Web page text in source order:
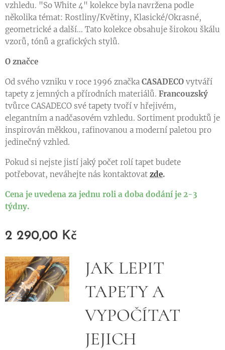
vzhledu. "So White 4" kolekce byla navržena podle
několika témat: Rostliny/Květiny, Klasické/Okrasné,
geometrické a další... Tato kolekce obsahuje širokou škálu
vzorů, tónů a grafických stylů.
O značce
Od svého vzniku v roce 1996 značka CASADECO vytváří
tapety z jemných a přírodních materiálů. Francouzský
tvůrce CASADECO své tapety tvoří v hřejivém,
elegantním a nadčasovém vzhledu. Sortiment produktů je
inspirován měkkou, rafinovanou a moderní paletou pro
jedinečný vzhled.
Pokud si nejste jistí jaký počet rolí tapet budete
potřebovat, neváhejte nás kontaktovat zde.
Cena je uvedena za jednu roli a doba dodání je 2-3
týdny.
2 290,00 Kč
JAK LEPIT
TAPETY A
VYPOČÍTAT
JEJICH